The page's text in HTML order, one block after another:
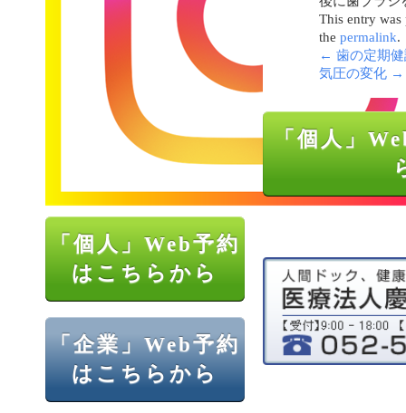
「個人」Web予約
はこちらから
「企業」Web予約
はこちらから
This entry
the permalink.
← 歯の定期
気圧の変化 →
「個人」